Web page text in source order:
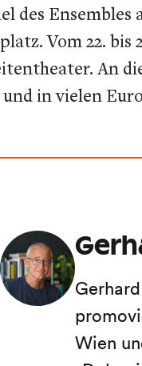
des
Vom 22.
An
und in vielen
Wien